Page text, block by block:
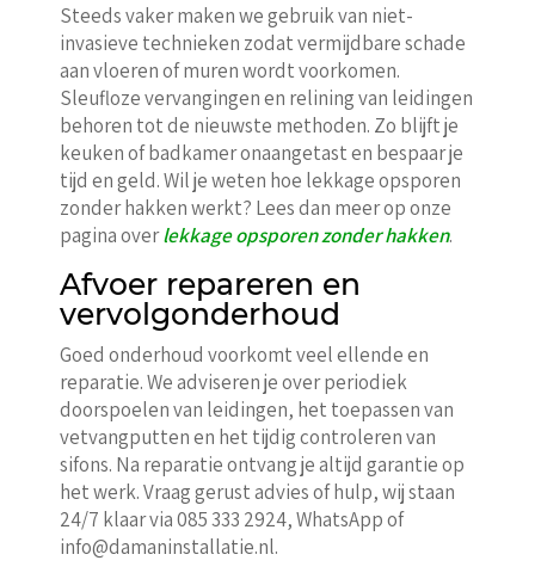
Steeds vaker maken we gebruik van niet-
invasieve technieken zodat vermijdbare schade
aan vloeren of muren wordt voorkomen.
Sleufloze vervangingen en relining van leidingen
behoren tot de nieuwste methoden. Zo blijft je
keuken of badkamer onaangetast en bespaar je
tijd en geld. Wil je weten hoe lekkage opsporen
zonder hakken werkt? Lees dan meer op onze
pagina overlekkage opsporen zonder hakken.
Afvoer repareren en
vervolgonderhoud
Goed onderhoud voorkomt veel ellende en
reparatie. We adviseren je over periodiek
doorspoelen van leidingen, het toepassen van
vetvangputten en het tijdig controleren van
sifons. Na reparatie ontvang je altijd garantie op
het werk. Vraag gerust advies of hulp, wij staan
24/7 klaar via 085 333 2924, WhatsApp of
info@damaninstallatie.nl.